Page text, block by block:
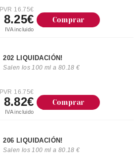
PVR 16.75€
8.25€
IVA incluido
Comprar
202 LIQUIDACIÓN!
Salen los 100 ml a 80.18 €
PVR 16.75€
8.82€
IVA incluido
Comprar
206 LIQUIDACIÓN!
Salen los 100 ml a 80.18 €